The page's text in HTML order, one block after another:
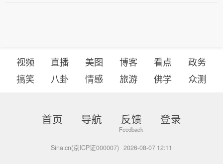
视频 直播 美图 博客 看点
政务
搞笑
八卦 情感 旅游 佛学 众测
首页 导航 反馈 登录
Sina.cn(京ICP证000007) 2026-08-07 12:11